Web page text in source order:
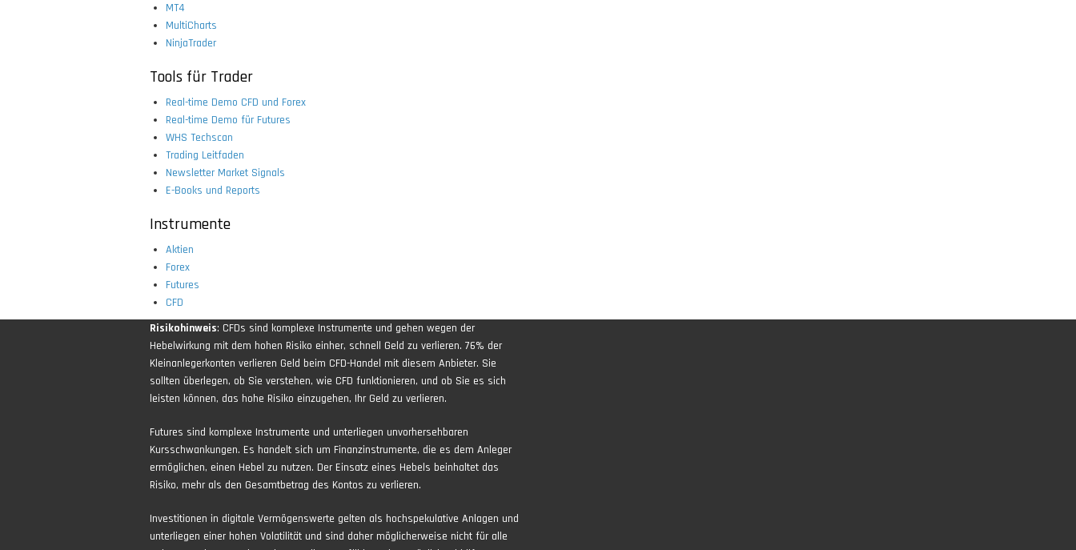
MT4
MultiCharts
NinjaTrader
Tools für Trader
Real-time Demo CFD und Forex
Real-time Demo für Futures
WHS Techscan
Trading Leitfaden
Newsletter Market Signals
E-Books und Reports
Instrumente
Aktien
Forex
Futures
CFD
Risikohinweis: CFDs sind komplexe Instrumente und gehen wegen der
Hebelwirkung mit dem hohen Risiko einher, schnell Geld zu verlieren. 76% der
Kleinanlegerkonten verlieren Geld beim CFD-Handel mit diesem Anbieter. Sie
sollten überlegen, ob Sie verstehen, wie CFD funktionieren, und ob Sie es sich
leisten können, das hohe Risiko einzugehen, Ihr Geld zu verlieren.
Futures sind komplexe Instrumente und unterliegen unvorhersehbaren
Kursschwankungen. Es handelt sich um Finanzinstrumente, die es dem Anleger
ermöglichen, einen Hebel zu nutzen. Der Einsatz eines Hebels beinhaltet das
Risiko, mehr als den Gesamtbetrag des Kontos zu verlieren.
Investitionen in digitale Vermögenswerte gelten als hochspekulative Anlagen und
unterliegen einer hohen Volatilität und sind daher möglicherweise nicht für alle